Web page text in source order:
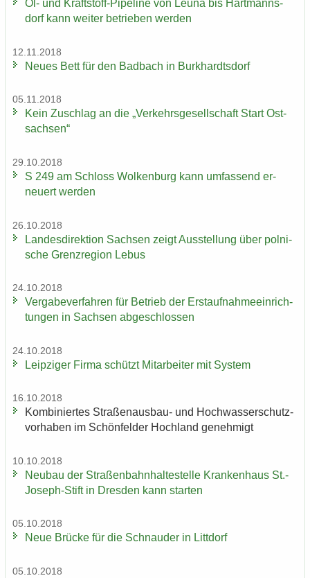
Öl- und Kraftstoff-​Pipeline von Leuna bis Hart­manns­
dorf kann wei­ter be­trie­ben wer­den
12.11.2018
Neues Bett für den Bad­bach in Burk­hardts­dorf
05.11.2018
Kein Zu­schlag an die „Ver­kehrs­ge­sell­schaft Start Ost­
sach­sen“
29.10.2018
S 249 am Schloss Wol­ken­burg kann um­fas­send er­
neu­ert wer­den
26.10.2018
Lan­des­di­rek­ti­on Sach­sen zeigt Aus­stel­lung über pol­ni­
sche Grenz­re­gi­on Lebus
24.10.2018
Ver­ga­be­ver­fah­ren für Be­trieb der Erst­auf­nah­me­ein­rich­
tun­gen in Sach­sen ab­ge­schlos­sen
24.10.2018
Leip­zi­ger Firma schützt Mit­ar­bei­ter mit Sys­tem
16.10.2018
Kom­bi­nier­tes Straßenausbau-​ und Hoch­was­ser­schutz­
vor­ha­ben im Schön­fel­der Hoch­land ge­neh­migt
10.10.2018
Neu­bau der Stra­ßen­bahn­hal­te­stel­le Kran­ken­haus St.-​
Joseph-Stift in Dres­den kann star­ten
05.10.2018
Neue Brü­cke für die Schnau­der in Litt­dorf
05.10.2018